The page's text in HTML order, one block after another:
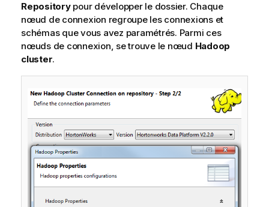
Repositorypour développer le dossier. Chaque
nœud de connexion regroupe les connexions et
schémas que vous avez paramétrés. Parmi ces
nœuds de connexion, se trouve le nœud Hadoop
cluster.